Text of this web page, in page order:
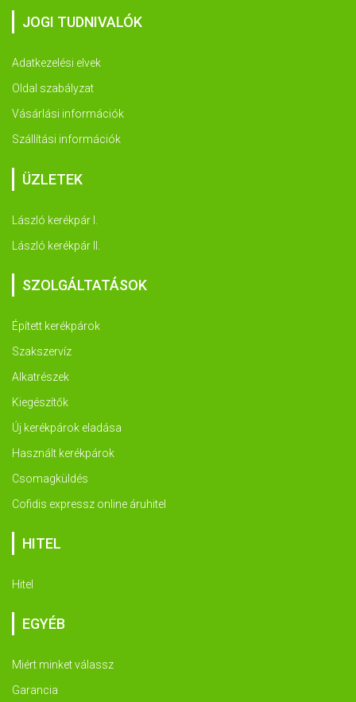
JOGI TUDNIVALÓK
Adatkezelési elvek
Oldal szabályzat
Vásárlási információk
Szállítási információk
ÜZLETEK
László kerékpár I.
László kerékpár II.
SZOLGÁLTATÁSOK
Épített kerékpárok
Szakszervíz
Alkatrészek
Kiegészítők
Új kerékpárok eladása
Használt kerékpárok
Csomagküldés
Cofidis expressz online áruhitel
HITEL
Hitel
EGYÉB
Miért minket válassz
Garancia